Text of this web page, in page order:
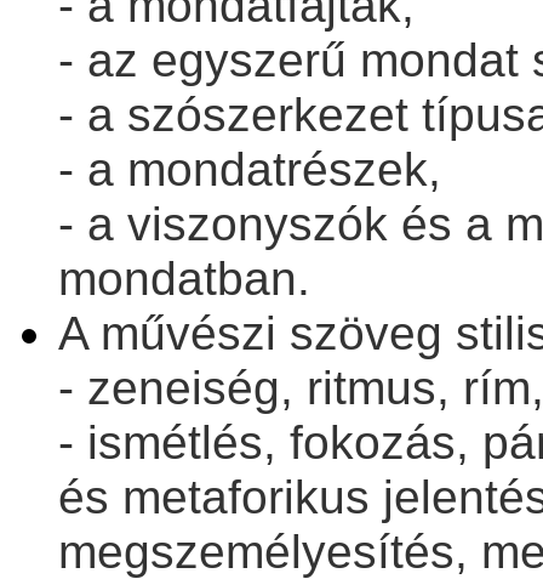
- az egyszerű mondat
- a szószerkezet
- a mondatrészek,
- a viszonyszók és a
mondatban.
A művészi szöveg
- zeneiség, ritmus, rím,
- ismétlés, fokozás,
és metaforikus
megszemélyesítés,